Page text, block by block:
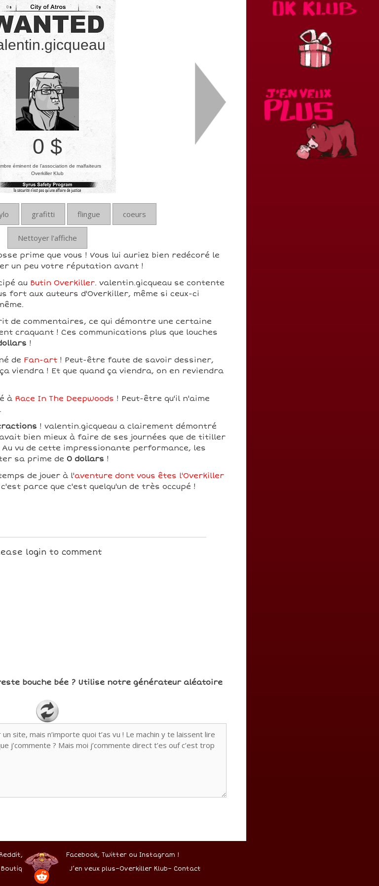
0 0
0 $
éminent de l’association de malfaiteurs
Overkiller Klub
grafitti flingue coeurs
Nettoyer l'affiche
prime que vous ! Vous lui auriez bien redécoré le
un peu votre réputation avant !
au Butin Overkiller. valentin.gicqueau se contente
fort aux auteurs d'Overkiller, même si ceux-ci
de commentaires, ce qui démontre une certaine
craquant ! Ces communications plus que louches
!
de Fan-art! Peut-être faute de savoir dessiner,
viendra ! Et que quand ça viendra, on en reviendra
à Race In The Deepwoods ! Peut-être qu'il n'aime
! valentin.gicqueau a clairement démontré
bien mieux à faire de ses journées que de titiller
Au vu de cette impressionante performance, les
sa prime de 0 dollars !
de jouer à l'aventure dont vous êtes l'Overkiller
parce que c'est quelqu'un de très occupé !
login to comment
bouche bée ? Utilise notre générateur aléatoire
Reddit, Facebook, Twitter ou Instagram !
Boutique J’en veux plus–Overkiller Klub– Contact